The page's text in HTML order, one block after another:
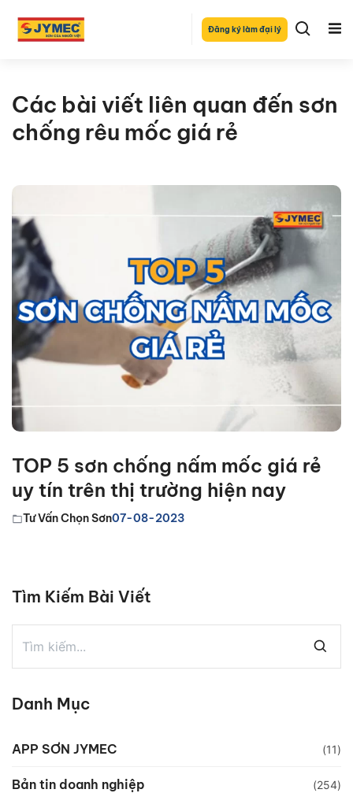
Đăng ký làm đại lý
Các bài viết liên quan đến sơn
chống rêu mốc giá rẻ
TOP 5 sơn chống nấm mốc giá rẻ
uy tín trên thị trường hiện nay
Tư Vấn Chọn Sơn07-08-2023
Tìm Kiếm Bài Viết
Danh Mục
APP SƠN JYMEC (11)
Bản tin doanh nghiệp (254)